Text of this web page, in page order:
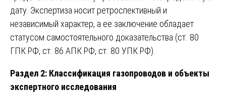
дату. Экспертиза носит ретроспективный и
независимый характер, а ее заключение обладает
статусом самостоятельного доказательства (ст. 80
ГПК РФ, ст. 86 АПК РФ, ст. 80 УПК РФ).
Раздел 2: Классификация газопроводов и объекты
экспертного исследования